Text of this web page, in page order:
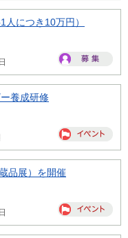
につき10万円）
養成研修
品展）を開催